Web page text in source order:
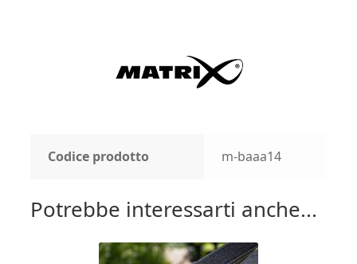
Codice prodotto m-baaa14
Potrebbe interessarti anche...